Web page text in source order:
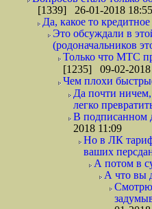
[1339] 26-01-2018 18:55
Да, какое то
Это обсуждали в
(родоначальников
Только что МТС
[1235] 09-02-2018
Чем плохи
Да почти ничем,
легко
В подписанном
2018 11:09
Но в ЛК тариф
ваших
А потом в
А что вы
Смотрю